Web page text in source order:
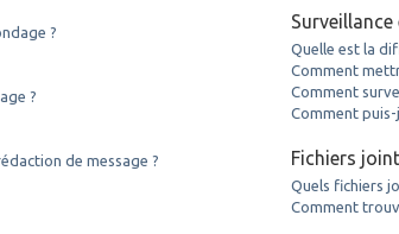
?
?
de message ?
Quelle est la
Comment
Comment
Comment
Fichiers
Quels fichiers
Comment